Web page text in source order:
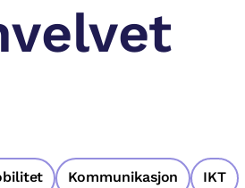
Kommunikasjon IKT